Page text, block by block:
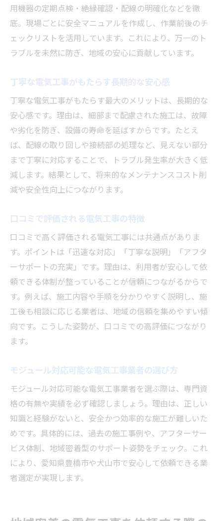
用機器の定期点検・絶縁確認・配線の明確化などを徹
底。現場ごとに安全マニュアルを作成し、作業前後のチ
ェックリストを活用しています。これにより、万一のト
ラブルを未然に防ぎ、地域の安心に貢献しています。
丁寧な電気工事がもたらす長期的な安心感
丁寧な電気工事がもたらす最大のメリットは、長期的な
安心感です。理由は、細部まで配慮された施工は、故障
や劣化を防ぎ、設備の寿命を延ばすからです。たとえ
ば、配線の取り回しや接続部の処理など、見えない部分
まで丁寧に対応することで、トラブル発生率が大きく低
減します。結果として、将来的なメンテナンスコスト削
減や安全性向上につながります。
口コミで評価される電気工事の特徴
口コミで高く評価される電気工事には共通点がありま
す。ポイントは「迅速な対応」「丁寧な説明」「アフタ
ーサポートの充実」です。理由は、利用者が安心して依
頼できる体制が整っていることが信頼につながるからで
す。例えば、施工内容や手順を分かりやすく説明し、施
工後も相談に応じる業者は、地域の信頼を集めやすい傾
向です。こうした姿勢が、口コミでの高評価につながり
ます。
モジュール対応可能な電気工事業者の選び方
モジュール対応可能な電気工事業者を選ぶ際は、専門資
格の有無や実績を必ず確認しましょう。理由は、正しい
知識と経験がないと、安全かつ効率的な施工が難しいた
めです。具体的には、過去の施工事例や、アフターサー
ビス体制、地域密着型のサポート姿勢をチェック。これ
により、愛知県豊橋市や犬山市で安心して依頼できる業
者選定が実現します。